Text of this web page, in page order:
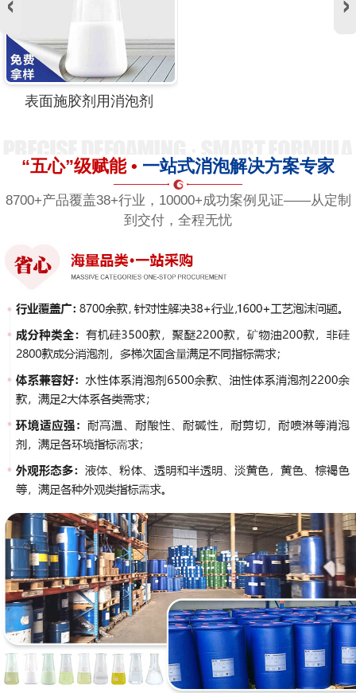
表面施胶剂用消泡剂
“五心”级赋能 • 一站式消泡解决方案专家
8700+产品覆盖38+行业，10000+成功案例见证——从定制
到交付，全程无忧